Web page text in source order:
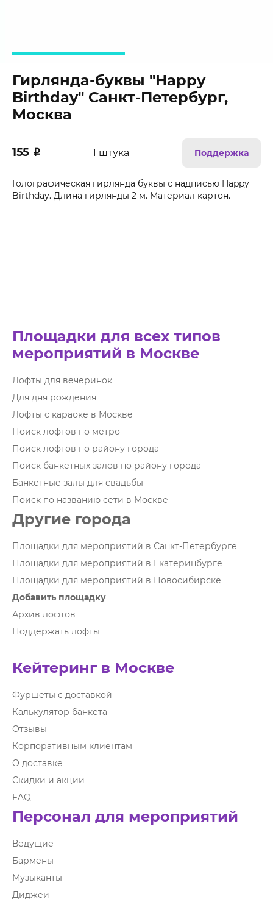
Гирлянда-буквы "Happy
Birthday" Санкт-Петербург,
Москва
155 ₽ 1 штука Поддержка
Голографическая гирлянда буквы с надписью Happy
Birthday. Длина гирлянды 2 м. Материал картон.
Площадки для всех типов
мероприятий в Москве
Лофты для вечеринок
Для дня рождения
Лофты с караоке в Москве
Поиск лофтов по метро
Поиск лофтов по району города
Поиск банкетных залов по району города
Банкетные залы для свадьбы
Поиск по названию сети в Москве
Другие города
Площадки для мероприятий в Санкт-Петербурге
Площадки для мероприятий в Екатеринбурге
Площадки для мероприятий в Новосибирске
Добавить площадку
Архив лофтов
Поддержать лофты
Кейтеринг в Москве
Фуршеты с доставкой
Калькулятор банкета
Отзывы
Корпоративным клиентам
О доставке
Скидки и акции
FAQ
Персонал для мероприятий
Ведущие
Бармены
Музыканты
Диджеи